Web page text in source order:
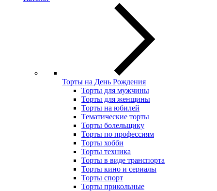
Торты на День Рождения
Торты для мужчины
Торты для женщины
Торты на юбилей
Тематические торты
Торты болельщику
Торты по профессиям
Торты хобби
Торты техника
Торты в виде транспорта
Торты кино и сериалы
Торты спорт
Торты прикольные